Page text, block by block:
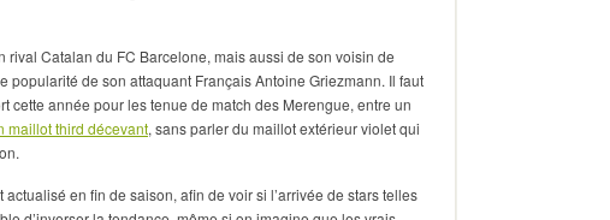
Catalan du FC Barcelone, mais aussi de son voisin de
popularité de son attaquant Français Antoine Griezmann. Il faut
cette année pour les tenue de match des Merengue, entre un
maillot third décevant, sans parler du maillot extérieur violet qui
en fin de saison, afin de voir si l’arrivée de stars telles